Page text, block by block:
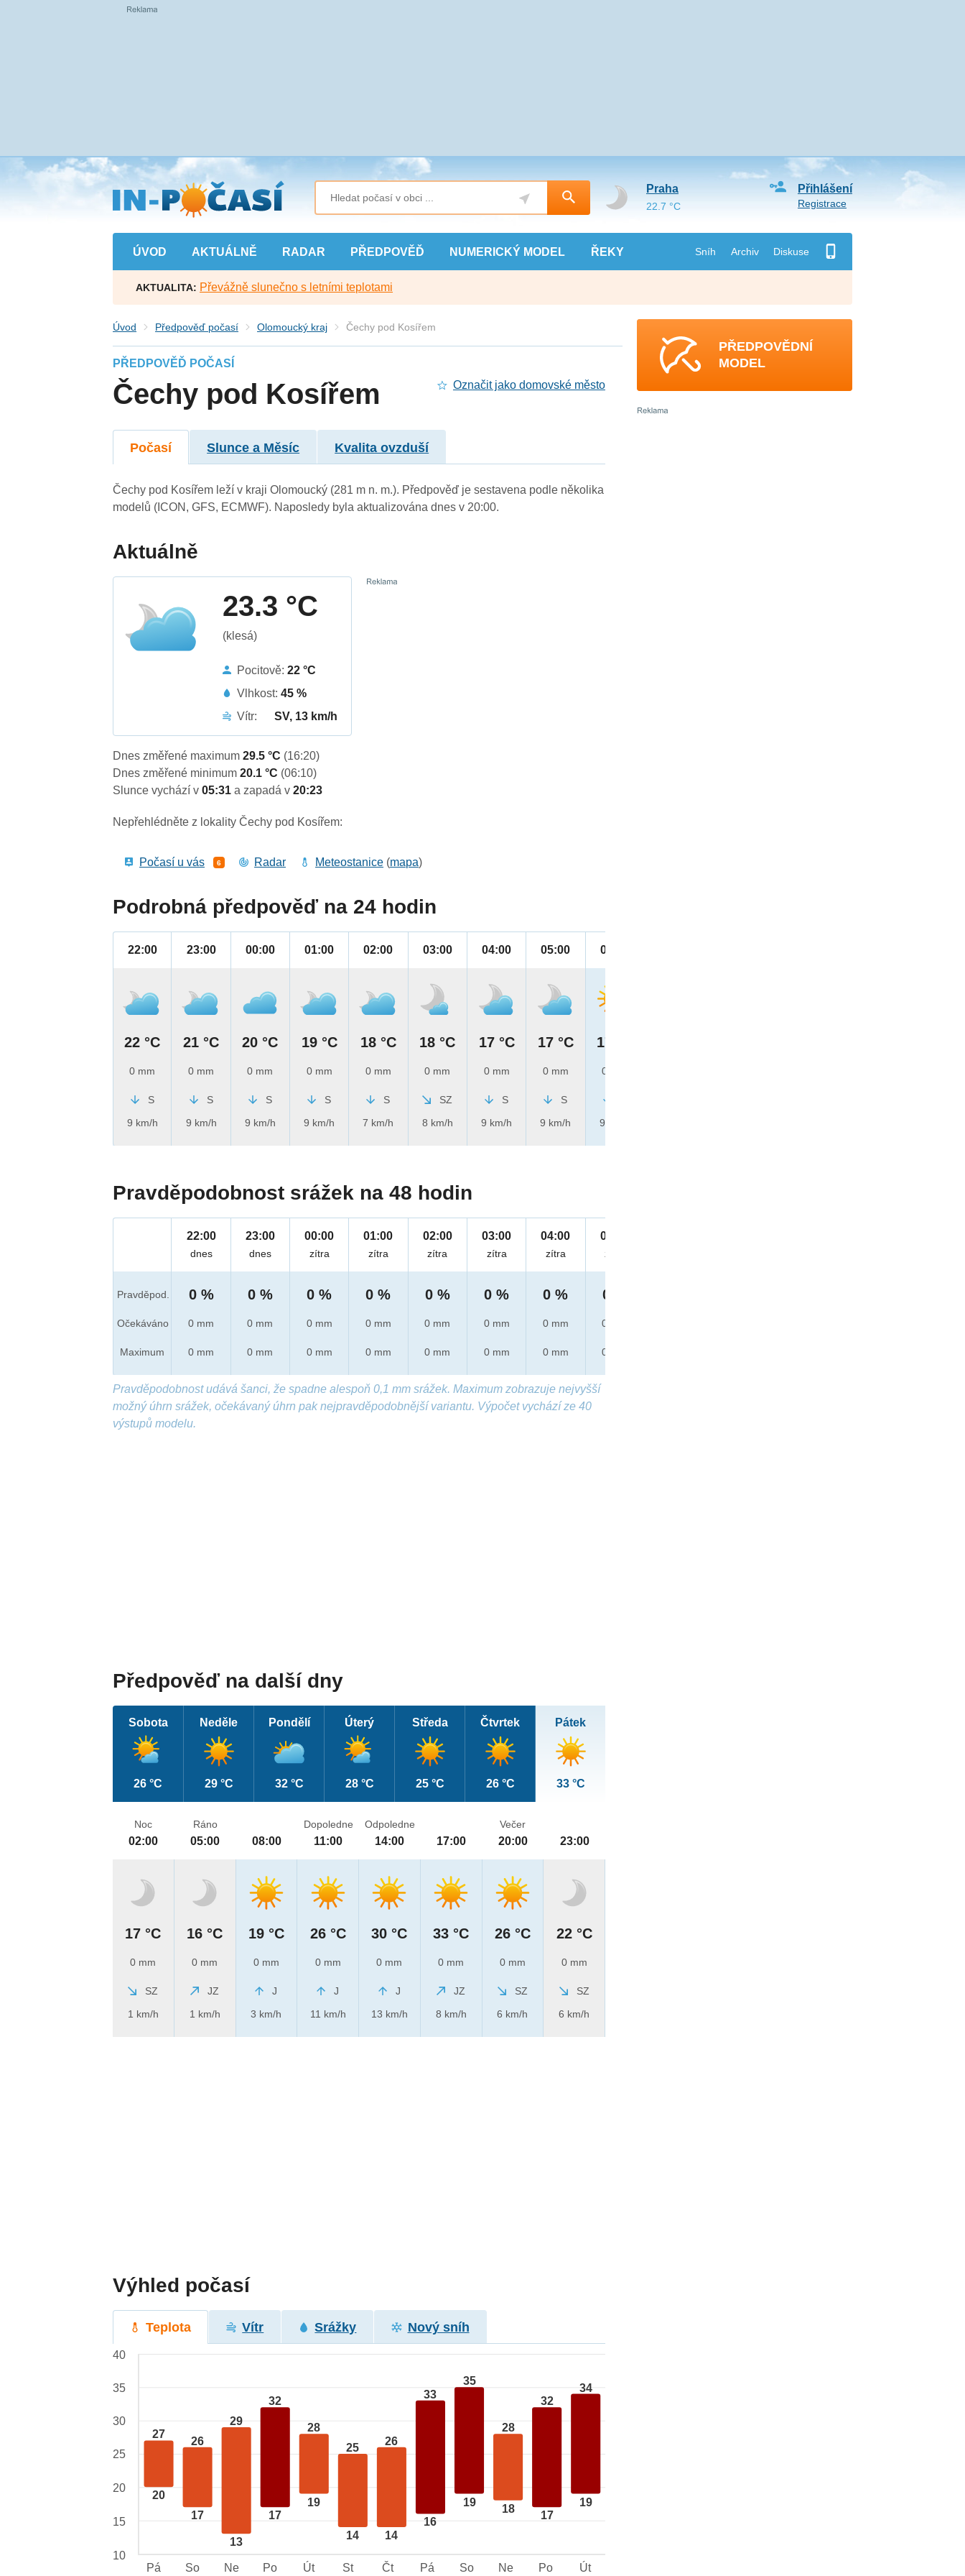
Přejít
na
hlavní
obsah
ÚVOD AKTUÁLNĚ RADAR PŘEDPOVĚĎ NUMERICKÝ MODEL ŘEKY Sníh Archiv Diskuse
Přihlášení
Registrace
Praha
22.7 °C
AKTUALITA: Převážně slunečno s letními teplotami
Úvod Předpověď počasí Olomoucký kraj Čechy pod Kosířem
PŘEDPOVĚĎ POČASÍ
Čechy pod Kosířem Označit jako domovské město
Počasí Slunce a Měsíc Kvalita ovzduší
Čechy pod Kosířem leží v kraji Olomoucký (281 m n. m.). Předpověď je sestavena podle několika
modelů (ICON, GFS, ECMWF). Naposledy byla aktualizována dnes v 20:00.
Aktuálně
23.3 °C
(klesá)
Pocitově:22 °C
Vlhkost:45 %
Vítr:
SV, 13 km/h
Dnes změřené maximum29.5 °C (16:20)
Dnes změřené minimum20.1 °C (06:10)
Slunce vychází v05:31a zapadá v20:23
Nepřehlédněte z lokality Čechy pod Kosířem:
Počasí u vás 6 Radar Meteostanice (mapa)
Podrobná předpověď na 24 hodin
22:00
22 °C
0 mm
S
9 km/h
23:00
21 °C
0 mm
S
9 km/h
00:00
20 °C
0 mm
S
9 km/h
01:00
19 °C
0 mm
S
9 km/h
02:00
18 °C
0 mm
S
7 km/h
03:00
18 °C
0 mm
SZ
8 km/h
04:00
17 °C
0 mm
S
9 km/h
05:00
17 °C
0 mm
S
9 km/h
06:00
17 °C
0 mm
9 km/h
Pravděpodobnost srážek na 48 hodin
Pravděpod.
Očekáváno
Maximum
22:00
dnes
0 %
0 mm
0 mm
23:00
dnes
0 %
0 mm
0 mm
00:00
zítra
0 %
0 mm
0 mm
01:00
zítra
0 %
0 mm
0 mm
02:00
zítra
0 %
0 mm
0 mm
03:00
zítra
0 %
0 mm
0 mm
04:00
zítra
0 %
0 mm
0 mm
05:00
zítra
0 %
0 mm
0 mm
Pravděpodobnost udává šanci, že spadne alespoň 0,1 mm srážek. Maximum zobrazuje nejvyšší
možný úhrn srážek, očekávaný úhrn pak nejpravděpodobnější variantu. Výpočet vychází ze 40
výstupů modelu.
Předpověď na další dny
Sobota
26 °C
Neděle
29 °C
Pondělí
32 °C
Úterý
28 °C
Středa
25 °C
Čtvrtek
26 °C
Pátek
33 °C
Noc
02:00
17 °C
0 mm
SZ
1 km/h
Ráno
05:00
16 °C
0 mm
JZ
1 km/h
08:00
19 °C
0 mm
J
3 km/h
Dopoledne
11:00
26 °C
0 mm
J
11 km/h
Odpoledne
14:00
30 °C
0 mm
J
13 km/h
17:00
33 °C
0 mm
JZ
8 km/h
Večer
20:00
26 °C
0 mm
SZ
6 km/h
23:00
22 °C
0 mm
SZ
6 km/h
Výhled počasí
Teplota Vítr Srážky Nový sníh
27
20
26
17
29
13
32
17
28
19
25
14
26
14
33
16
35
19
28
18
32
17
34
19
40
35
30
25
20
15
10
Pá
So Ne Po Út St Čt Pá So Ne Po Út
PŘEDPOVĚDNÍ
MODEL